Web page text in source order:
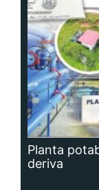
Planta
deriva